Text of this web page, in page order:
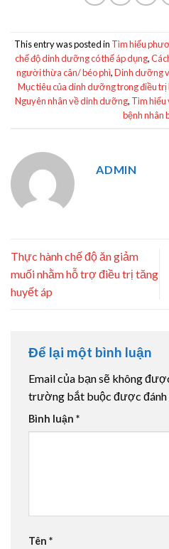
This entry was posted in Tìm hiểu
chế độ dinh dưỡng có thể áp dụng,
người thừa cân/ béo phì,Dinh dưỡng
Mục tiêu của dinh dưỡng trong điều trị
Nguyên nhân về dinh dưỡng, Tìm hiểu
bệnh nhân
ADMIN
Thực hành chế độ ăn giảm
muối nhằm hỗ trợ điều trị tăng
huyết áp
Để lại một bình luận
Email của bạn sẽ không
trường bắt buộc được đánh
Bình luận *
Tên *